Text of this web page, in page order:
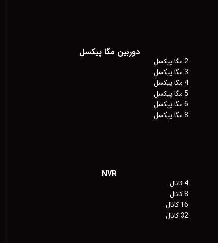
دوربین مگا پیکسل
2 مگا پیکسل
3 مگا پیکسل
4 مگا پیکسل
5 مگا پیکسل
6 مگا پیکسل
8 مگا پیکسل
NVR
4 کانال
8 کانال
16 کانال
32 کانال